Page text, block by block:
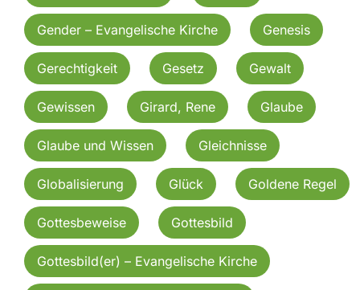
Gender – Evangelische Kirche Genesis
Gerechtigkeit Gesetz Gewalt
Gewissen Girard, Rene Glaube
Glaube und Wissen Gleichnisse
Globalisierung Glück Goldene Regel
Gottesbeweise Gottesbild
Gottesbild(er) – Evangelische Kirche